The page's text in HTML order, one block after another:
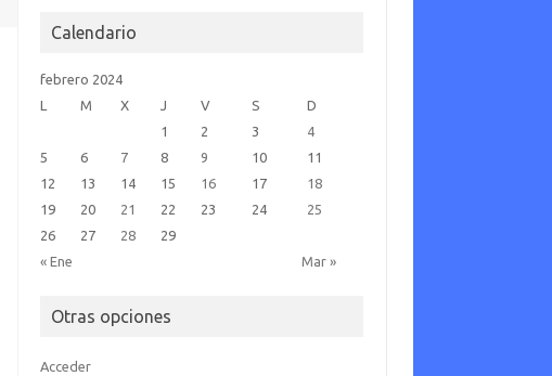
Calendario
febrero 2024
L
M X J V S D
« Ene Mar »
1 2 3
4
5
6 7 8 9 10
11
12
13 14 15 16 17
18
19
20 21 22 23 24
25
26
27 28 29
Otras opciones
Acceder